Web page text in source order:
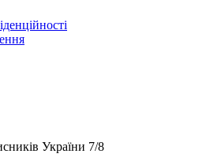
України 7/8